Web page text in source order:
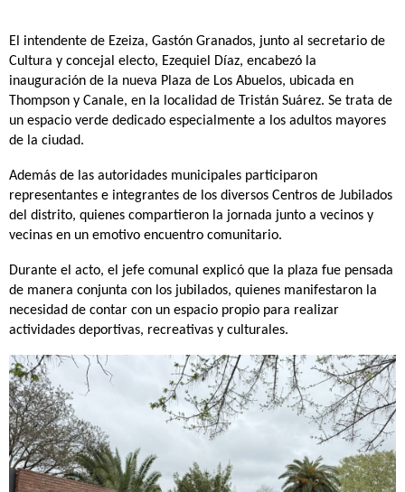
El intendente de Ezeiza, Gastón Granados, junto al secretario de
Cultura y concejal electo, Ezequiel Díaz, encabezó la
inauguración de la nueva Plaza de Los Abuelos, ubicada en
Thompson y Canale, en la localidad de Tristán Suárez. Se trata de
un espacio verde dedicado especialmente a los adultos mayores
de la ciudad.
Además de las autoridades municipales participaron
representantes e integrantes de los diversos Centros de Jubilados
del distrito, quienes compartieron la jornada junto a vecinos y
vecinas en un emotivo encuentro comunitario.
Durante el acto, el jefe comunal explicó que la plaza fue pensada
de manera conjunta con los jubilados, quienes manifestaron la
necesidad de contar con un espacio propio para realizar
actividades deportivas, recreativas y culturales.